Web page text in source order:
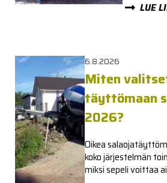
LUE
6.8.2026
Miten
täyttömaan
2026?
Oikea
koko järjestelmän
miksi sepeli voittaa